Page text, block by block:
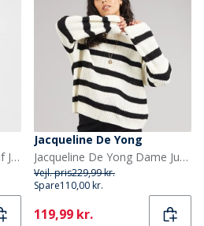
Pieces Dame Janni Kort Puf Jakke Silver Mink
Jacqueline De Yong
Jacqueline De Yong Dame Justy Stribet Sweater Eggnog
Vejl. pris229,99 kr.
Spare110,00 kr.
Current
119,99 kr.